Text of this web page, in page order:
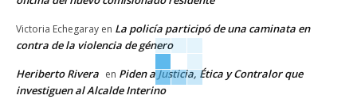
Victoria Echegaray en La policía participó de una caminata en
contra de la violencia de género
Heriberto Rivera en Piden a Justicia, Ética y Contralor que
investiguen al Alcalde Interino